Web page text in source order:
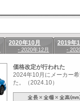
2020年10月
- 2020年12月
2019年
-
価格改定が行われた
2024年10月にメーカー
た。（2024.10）